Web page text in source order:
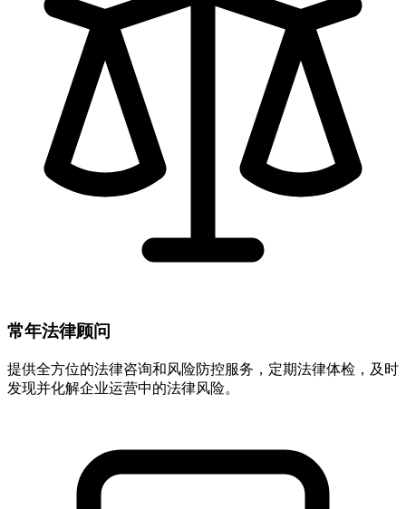
常年法律顾问
提供全方位的法律咨询和风险防控服务，定期法律体检，及时
发现并化解企业运营中的法律风险。